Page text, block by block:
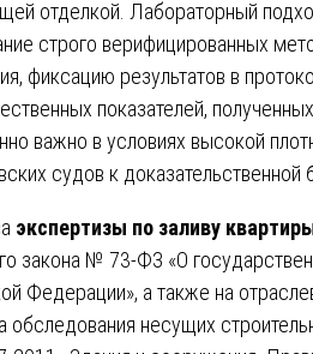
отделкой. Лабораторный
строго верифицированных
фиксацию результатов в
показателей,
важно в условиях высокой
судов к доказательственной
экспертизы по заливу
закона № 73-ФЗ «О
Федерации», а также на
несущих